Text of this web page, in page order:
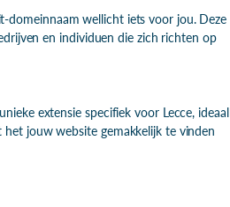
domeinnaam wellicht iets voor jou. Deze
en individuen die zich richten op
extensie specifiek voor Lecce, ideaal
jouw website gemakkelijk te vinden